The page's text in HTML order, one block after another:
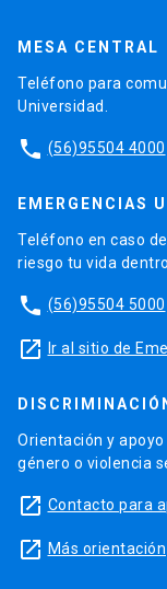
MESA CENTRAL
Teléfono para
Universidad.
phone (56)95504 4000
EMERGENCIAS
Teléfono en caso
riesgo tu vida
phone (56)95504 5000
launch Ir al sitio de
Orientación y
género o violencia
launch Contacto para
launch Más orientación